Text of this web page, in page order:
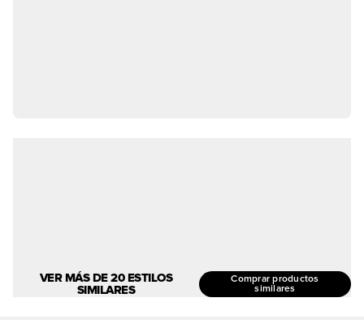
VER MÁS DE 20 ESTILOS
SIMILARES
Comprar productos
similares